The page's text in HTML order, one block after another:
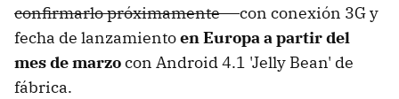
confirmarlo próximamente --con conexión 3G y
fecha de lanzamientoen Europa a partir del
mes de marzocon Android 4.1 'Jelly Bean' de
fábrica.